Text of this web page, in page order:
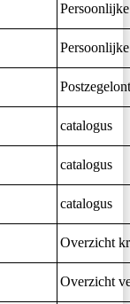
catalogus
catalogus
catalogus
Overzicht
Overzicht